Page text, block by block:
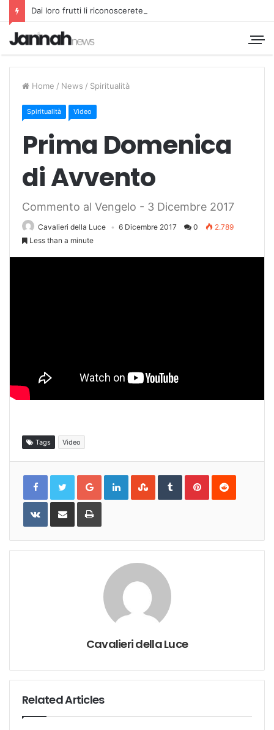
Dai loro frutti li riconoscerete
Home / News / Spiritualità
Spiritualità Video
Prima Domenica
di Avvento
Commento al Vengelo - 3 Dicembre 2017
Cavalieri della Luce 6 Dicembre 2017 0
2.789
Less than a minute
Tags Video
Google+LinkedInStumbleUpon
TumblrPinterestReddit
VKontakteShare
Email
Print
Cavalieri della Luce
Related Articles